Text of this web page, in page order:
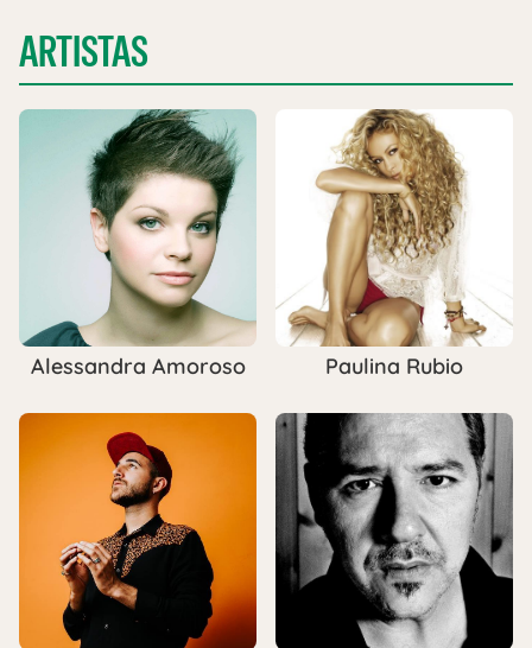
ARTISTAS
Alessandra Amoroso Paulina Rubio